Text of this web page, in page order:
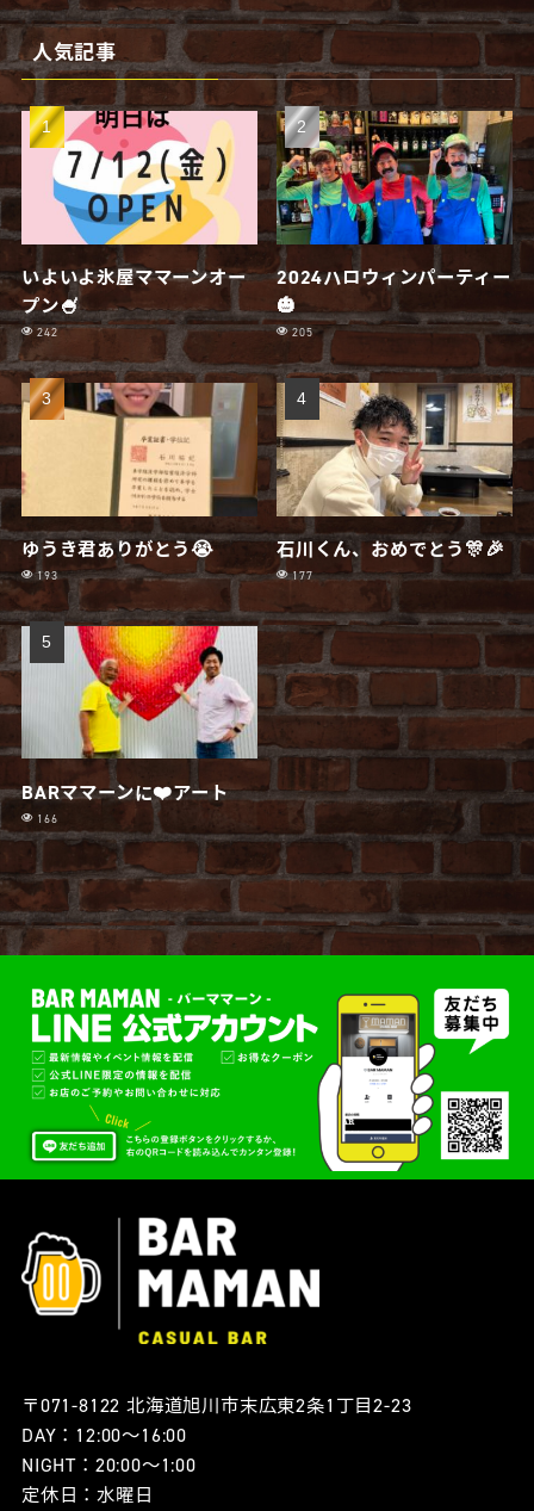
人気記事
いよいよ氷屋ママーンオー
プン🍧
242
2024ハロウィンパーティー
🎃
205
ゆうき君ありがとう😭
193
石川くん、おめでとう🎊🎉
177
BARママーンに❤️アート
166
〒071-8122 北海道旭川市末広東2条1丁目2-23
DAY：12:00〜16:00
NIGHT：20:00〜1:00
定休日：水曜日